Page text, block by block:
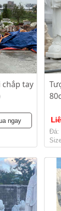
tay
ngay
Đá: